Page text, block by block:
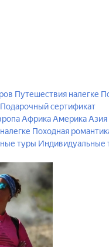
Путешествия налегке
Подарочный сертификат
АфрикаАмерикаАзия
Походная
туры Индивидуальные